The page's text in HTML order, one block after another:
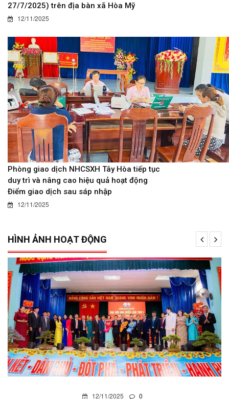
27/7/2025) trên địa bàn xã Hòa Mỹ
12/11/2025
Phòng giao dịch NHCSXH Tây Hòa tiếp tục
duy trì và nâng cao hiệu quả hoạt động
Điểm giao dịch sau sáp nhập
12/11/2025
HÌNH ẢNH HOẠT ĐỘNG
12/11/2025 0